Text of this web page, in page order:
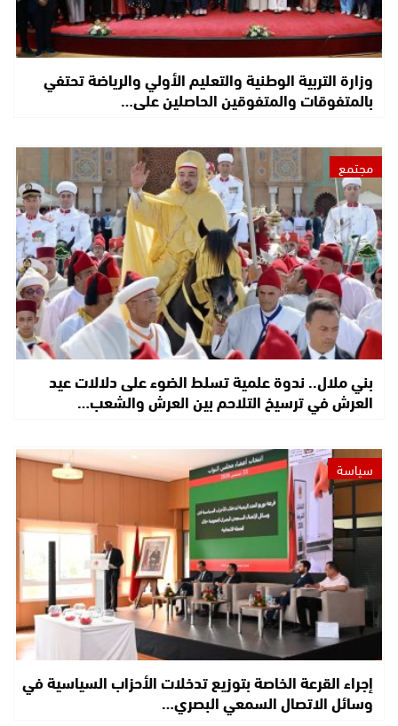
وزارة التربية الوطنية والتعليم الأولي والرياضة تحتفي
بالمتفوقات والمتفوقين الحاصلين على…
مجتمع
بني ملال.. ندوة علمية تسلط الضوء على دلالات عيد
العرش في ترسيخ التلاحم بين العرش والشعب…
سياسة
إجراء القرعة الخاصة بتوزيع تدخلات الأحزاب السياسية في
وسائل الاتصال السمعي البصري…